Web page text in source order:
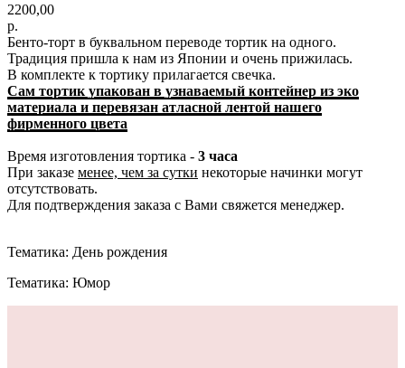
2200,00
р.
Бенто-торт в буквальном переводе тортик на одного.
Традиция пришла к нам из Японии и очень прижилась.
В комплекте к тортику прилагается свечка.
Сам тортик упакован в узнаваемый контейнер из эко
материала и перевязан атласной лентой нашего
фирменного цвета
Время изготовления тортика - 3 часа
При заказе менее, чем за сутки некоторые начинки могут
отсутствовать.
Для подтверждения заказа с Вами свяжется менеджер.
Тематика: День рождения
Тематика: Юмор